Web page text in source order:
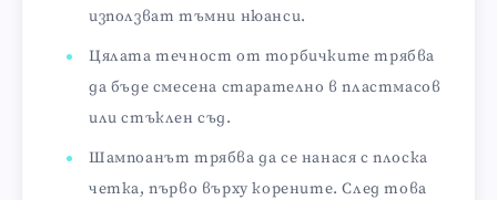
използват тъмни нюанси.
Цялата течност от торбичките трябва
да бъде смесена старателно в пластмасов
или стъклен съд.
Шампоанът трябва да се нанася с плоска
четка, първо върху корените. След това